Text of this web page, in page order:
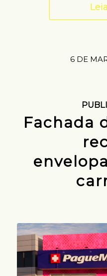
6 DE
Fachada